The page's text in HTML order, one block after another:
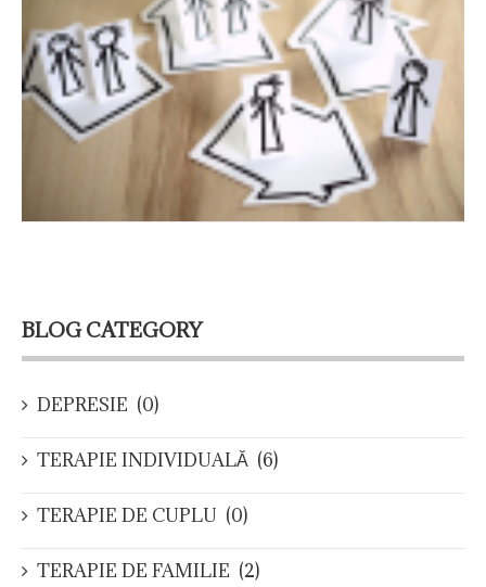
BLOG CATEGORY
DEPRESIE (0)
TERAPIE INDIVIDUALĂ (6)
TERAPIE DE CUPLU (0)
TERAPIE DE FAMILIE (2)